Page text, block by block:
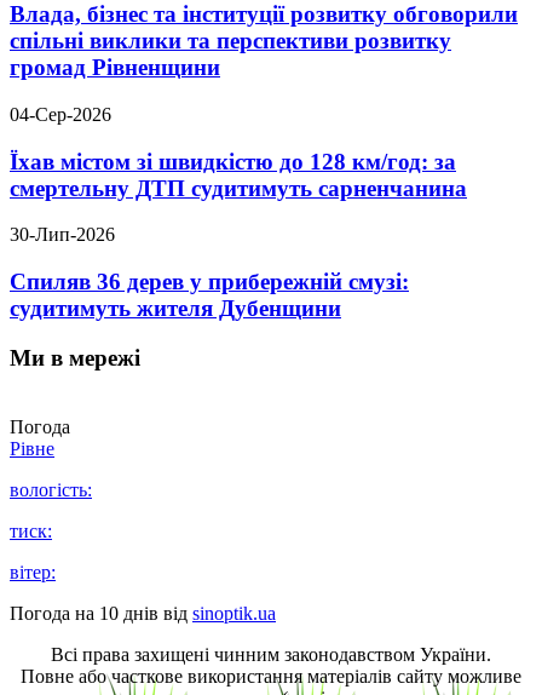
Влада, бізнес та інституції розвитку обговорили
спільні виклики та перспективи розвитку
громад Рівненщини
04-Сер-2026
Їхав містом зі швидкістю до 128 км/год: за
смертельну ДТП судитимуть сарненчанина
30-Лип-2026
Спиляв 36 дерев у прибережній смузі:
судитимуть жителя Дубенщини
Ми в мережі
Погода
Рівне
вологість:
тиск:
вітер:
Погода на 10 днів від sinoptik.ua
Всі права захищені чинним законодавством України.
Повне або часткове використання матеріалів сайту можливе